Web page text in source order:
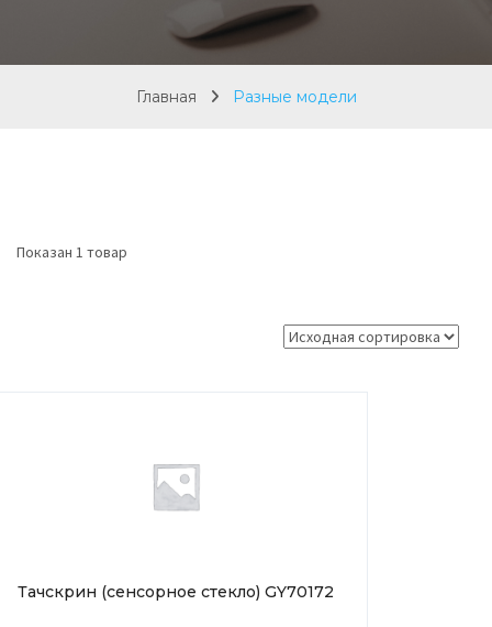
Главная Разные модели
Показан 1 товар
Тачскрин (сенсорное стекло) GY70172